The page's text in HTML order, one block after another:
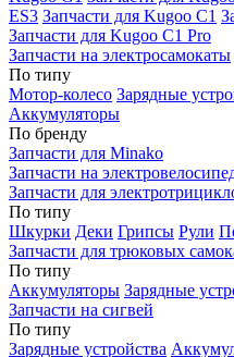
ES3 Запчасти для Kugoo C1
Запчасти для Kugoo C1 Pro
Запчасти на электросамокаты
По типу
Мотор-колесо Зарядные
Аккумуляторы
По бренду
Запчасти для Minako
Запчасти на
Запчасти для
По типу
Шкурки Деки Грипсы Рули
Запчасти для трюковых
По типу
Аккумуляторы Зарядные
Запчасти на сигвей
По типу
Зарядные устройства